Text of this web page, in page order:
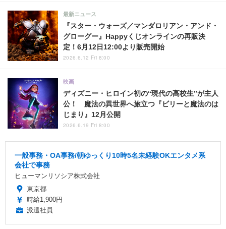
『スター・ウォーズ／マンダロリアン・アンド・
グローグー』Happyくじオンラインの再販決
定！6月12日12:00より販売開始
最新ニュース
2026.6.12 Fri 8:00
ディズニー・ヒロイン初の“現代の高校生”が主人
公！ 魔法の異世界へ旅立つ『ビリーと魔法のは
じまり』12月公開
映画
2026.6.19 Fri 8:00
一般事務・OA事務/朝ゆっくり10時5名未経験OKエンタメ系
会社で事務
ヒューマンリソシア株式会社
東京都
時給1,900円
派遣社員